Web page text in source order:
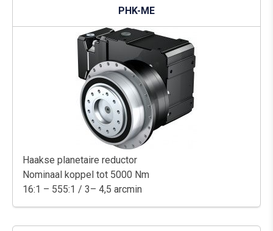
PHK-ME
Haakse planetaire reductor
Nominaal koppel tot 5000 Nm
16:1 – 555:1 / 3– 4,5 arcmin